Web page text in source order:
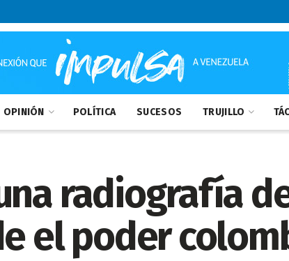
OPINIÓN POLÍTICA SUCESOS TRUJILLO
radiografía
el poder